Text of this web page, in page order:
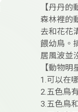
【丹丹
森林裡的
去和花花
餵幼鳥。
居風波並
【動物
1.可以在
2.五色鳥
3.五色鳥